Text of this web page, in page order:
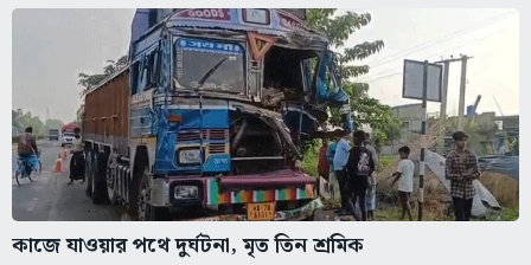
কাজে যাওয়ার পথে দুর্ঘটনা, মৃত তিন শ্রমিক